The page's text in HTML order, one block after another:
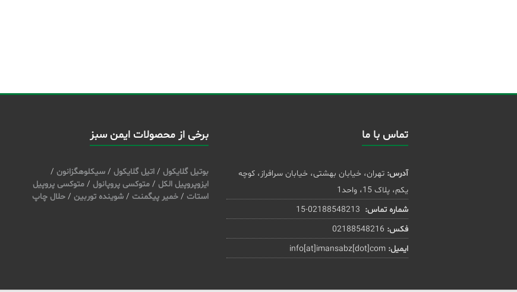
تماس با ما
آدرس: تهران، خیابان بهشتی، خیابان سرافراز، کوچه
یکم، پلاک 15، واحد1
شماره تماس:
فکس:
ایمیل: info[at]imansabz[dot]com
برخی از محصولات ایمن سبز
بوتیل گلایکول / اتیل گلایکول / سیکلوهگزانون /
ایزوپروپیل الکل / متوکسی پروپانول / متوکسی پروپیل
استات / خمیر پیگمنت / شوینده توربین / حلال چاپ